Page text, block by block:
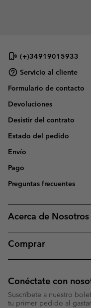
(+)34919015933
Servicio al cliente
Formulario de contacto
Devoluciones
Desistir del contrato
Estado del pedido
Envío
Pago
Preguntas frecuentes
Acerca de Nosotros
Comprar
Conéctate con
Suscríbete a nuestro
tu primer pedido al